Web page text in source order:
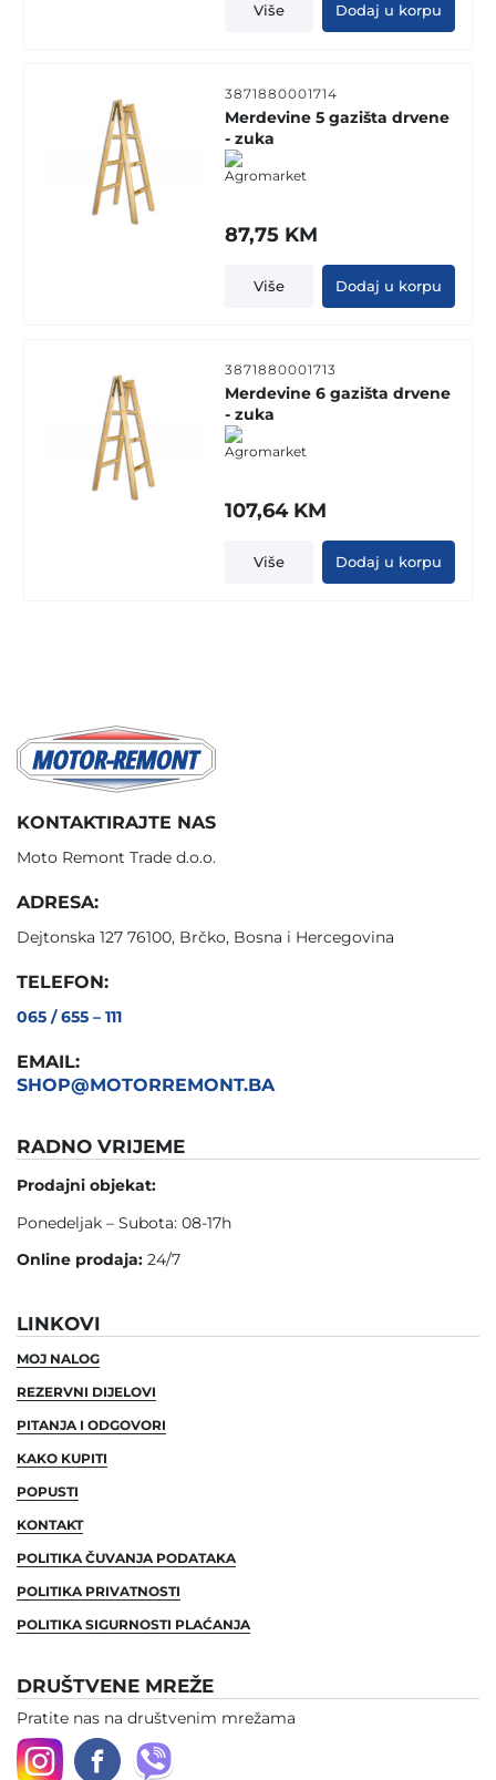
Više Dodaj u korpu
3871880001714
Merdevine 5 gazišta drvene
- zuka
87,75 KM
Više Dodaj u korpu
3871880001713
Merdevine 6 gazišta drvene
- zuka
107,64 KM
Više Dodaj u korpu
KONTAKTIRAJTE NAS
Moto Remont Trade d.o.o.
ADRESA:
Dejtonska 127 76100, Brčko, Bosna i Hercegovina
TELEFON:
065 / 655 – 111
EMAIL:
SHOP@MOTORREMONT.BA
RADNO VRIJEME
Prodajni objekat:
Ponedeljak – Subota: 08-17h
Online prodaja: 24/7
LINKOVI
MOJ NALOG
REZERVNI DIJELOVI
PITANJA I ODGOVORI
KAKO KUPITI
POPUSTI
KONTAKT
POLITIKA ČUVANJA PODATAKA
POLITIKA PRIVATNOSTI
POLITIKA SIGURNOSTI PLAĆANJA
DRUŠTVENE MREŽE
Pratite nas na društvenim mrežama